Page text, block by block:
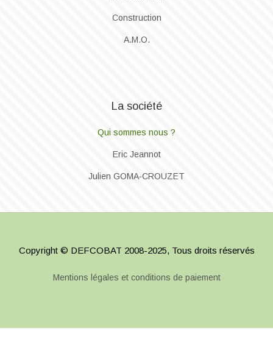
Construction
A.M.O.
La société
Qui sommes nous ?
Eric Jeannot
Julien GOMA‐CROUZET
Copyright © DEFCOBAT 2008-2025, Tous droits réservés
Mentions légales et conditions de paiement